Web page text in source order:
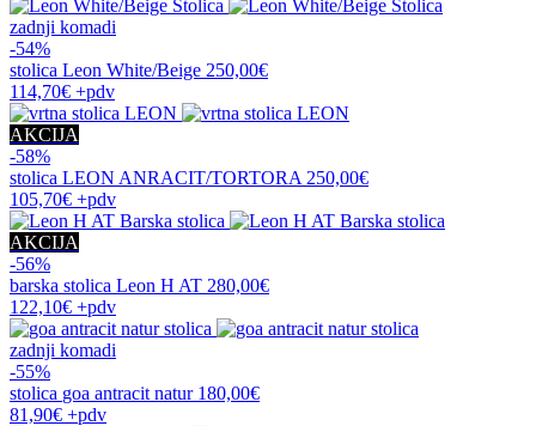
zadnji komadi
-54%
stolica Leon White/Beige 250,00€
114,70€ +pdv
AKCIJA
-58%
stolica LEON ANRACIT/TORTORA 250,00€
105,70€ +pdv
AKCIJA
-56%
barska stolica Leon H AT 280,00€
122,10€ +pdv
zadnji komadi
-55%
stolica goa antracit natur 180,00€
81,90€ +pdv